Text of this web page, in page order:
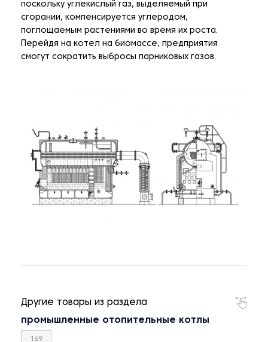
поскольку углекислый газ, выделяемый при
сгорании, компенсируется углеродом,
поглощаемым растениями во время их роста.
Перейдя на котел на биомассе, предприятия
смогут сократить выбросы парниковых газов.
Другие товары из раздела
промышленные отопительные котлы
169